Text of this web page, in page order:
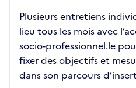
Plusieurs entretiens
lieu tous les mois avec
socio-professionnel.le
fixer des objectifs et
dans son parcours